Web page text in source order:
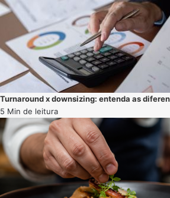
Turnaround x downsizing: entenda as
5 Min de leitura